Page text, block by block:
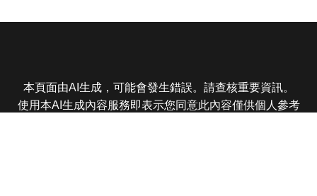
本頁面由AI生成，可能會發生錯誤。請查核重要資訊。
使用本AI生成內容服務即表示您同意此內容僅供個人參考